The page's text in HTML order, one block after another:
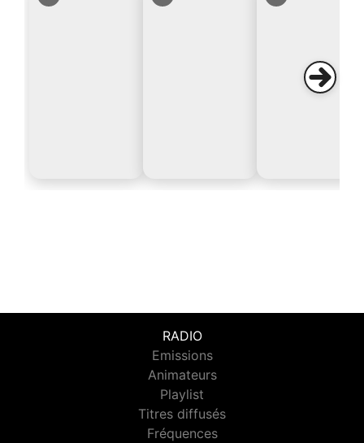
RADIO
Emissions
Animateurs
Playlist
Titres diffusés
Fréquences